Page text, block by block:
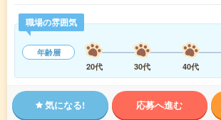
職場の雰囲気
年齢層
20代
30代 40代
気になる! 応募へ進む